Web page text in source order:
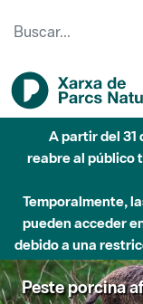
A partir del 31
reabre al público
Temporalmente,
pueden acceder
debido a una
Peste porcina